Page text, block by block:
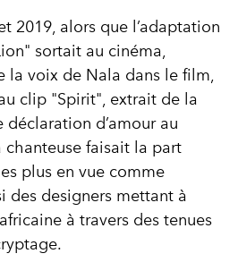
2019, alors que l’adaptation
sortait au cinéma,
la voix de Nala dans le film,
clip "Spirit", extrait de la
déclaration d’amour au
faisait la part
plus en vue comme
des designers mettant à
à travers des tenues